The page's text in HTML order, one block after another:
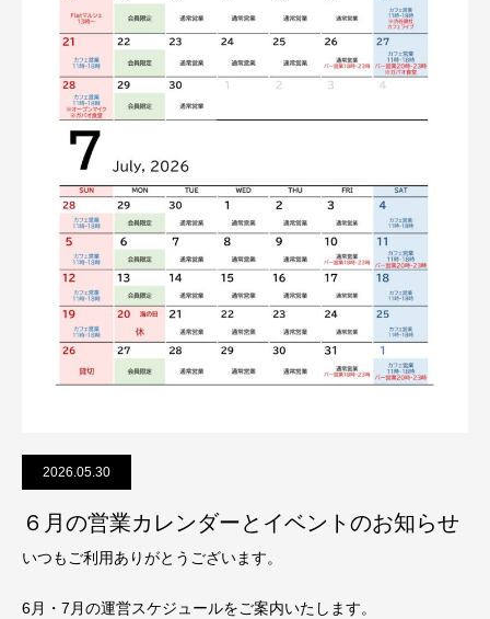
2026.05.30
６月の営業カレンダーとイベントのお知らせ
いつもご利用ありがとうございます。
6月・7月の運営スケジュールをご案内いたします。